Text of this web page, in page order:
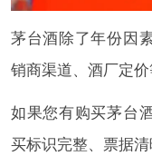
茅台酒除了年份因
销商渠道、酒厂定价
如果您有购买茅台
买标识完整、票据